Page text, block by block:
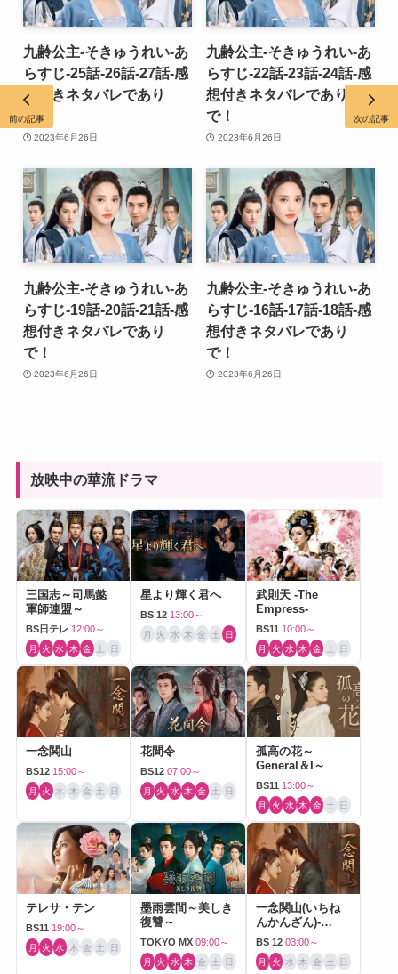
九齢公主-そきゅうれい-あ
らすじ-25話-26話-27話-感
想付きネタバレであり
で！
2023年6月26日
九齢公主-そきゅうれい-あ
らすじ-22話-23話-24話-感
想付きネタバレであり
で！
2023年6月26日
九齢公主-そきゅうれい-あ
らすじ-19話-20話-21話-感
想付きネタバレであり
で！
2023年6月26日
九齢公主-そきゅうれい-あ
らすじ-16話-17話-18話-感
想付きネタバレであり
で！
2023年6月26日
放映中の華流ドラマ
三国志～司馬懿
軍師連盟～
BS日テレ 12:00～
月 火 水 木 金 土 日
星より輝く君へ
BS 12 13:00～
月 火 水 木 金 土 日
武則天 -The
Empress-
BS11 10:00～
月 火 水 木 金 土 日
一念関山
BS12 15:00～
月 火 水 木 金 土 日
花間令
BS12 07:00～
月 火 水 木 金 土 日
孤高の花～
General＆I～
BS11 13:00～
月 火 水 木 金 土 日
テレサ・テン
BS11 19:00～
月 火 水 木 金 土 日
墨雨雲間～美しき
復讐～
TOKYO MX 09:00～
月 火 水 木 金 土 日
一念関山(いちね
んかんざん)-
Journey to Love-
BS 12 03:00～
月 火 水 木 金 土 日
前の記事 次の記事